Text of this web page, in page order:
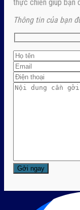
thực chiến giúp bạn
Thông tin của bạn